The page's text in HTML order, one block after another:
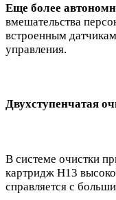
Еще более
вмешательства
встроенным
управления.
Двухступенчатая
В системе очистки
картридж H13
справляется с